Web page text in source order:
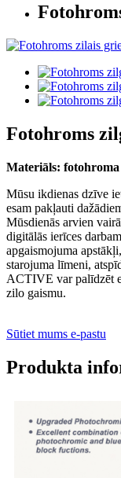
Fotohroms
Materiāls:
Mūsu ikdienas dzīve
esam pakļauti
Mūsdienās arvien
digitālās ierīces
apgaismojuma
starojuma līmeni,
ACTIVE var palīdzēt
zilo gaismu.
Sūtiet mums e-pastu
Produkta